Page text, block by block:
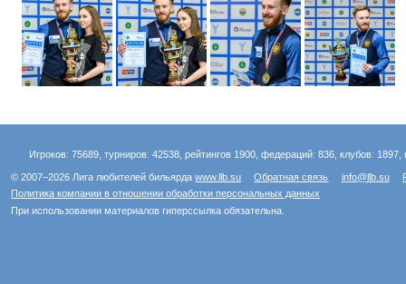
Игроков: 75689, турниров: 42538, рейтингов 1900, федераций: 836, клубов:
© 2007–2026 Лига любителей бильярдаwww.llb.su Обратная связь info@llb.su
Политика компании в отношении обработки персональных данных
При использовании материалов гиперссылка обязательна.